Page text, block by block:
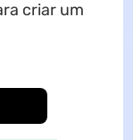
criar um